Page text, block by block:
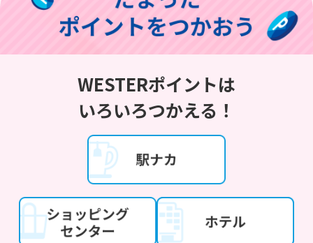
WESTERポイントは
いろいろつかえる！